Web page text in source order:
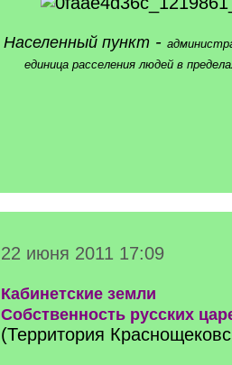
Населенный пункт -
единица расселения людей в
22 июня 2011 17:09
Кабинетские земли
Собственность русских
(Территория